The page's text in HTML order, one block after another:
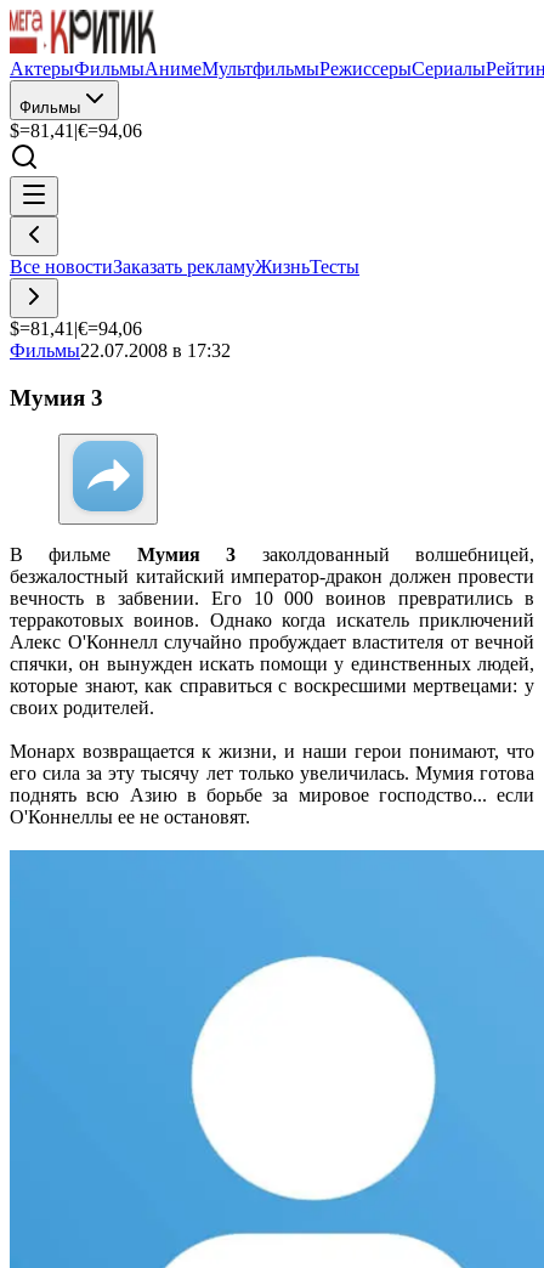
АктерыФильмыАнимеМультфильмыРежиссерыСериалы
Фильмы
$=81,41 |€=94,06
Все новостиЗаказать рекламуЖизньТесты
$=81,41 |€=94,06
Фильмы22.07.2008 в 17:32
Мумия 3
В фильме Мумия 3 заколдованный волшебницей,
безжалостный китайский император-дракон должен провести
вечность в забвении. Его 10 000 воинов превратились в
терракотовых воинов. Однако когда искатель приключений
Алекс О'Коннелл случайно пробуждает властителя от вечной
спячки, он вынужден искать помощи у единственных людей,
которые знают, как справиться с воскресшими мертвецами: у
своих родителей.
Монарх возвращается к жизни, и наши герои понимают, что
его сила за эту тысячу лет только увеличилась. Мумия готова
поднять всю Азию в борьбе за мировое господство... если
О'Коннеллы ее не остановят.